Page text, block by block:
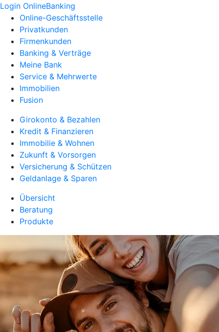
Login OnlineBanking
Online-Geschäftsstelle
Privatkunden
Firmenkunden
Banking & Verträge
Meine Bank
Service & Mehrwerte
Immobilien
Fusion
Girokonto & Bezahlen
Kredit & Finanzieren
Immobilie & Wohnen
Zukunft & Vorsorgen
Versicherung & Schützen
Geldanlage & Sparen
Übersicht
Beratung
Produkte